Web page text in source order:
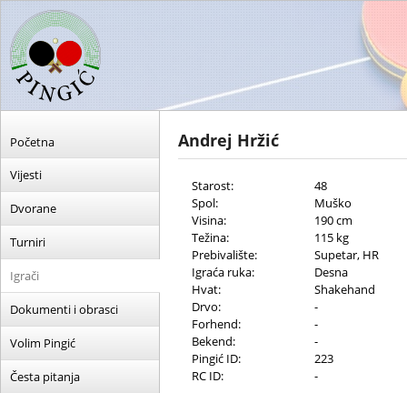
Početna
Vijesti
Dvorane
Turniri
Igrači
Dokumenti i obrasci
Volim Pingić
Česta pitanja
Andrej Hržić
Starost:
48
Spol:
Muško
Visina:
190 cm
Težina:
115 kg
Prebivalište:
Supetar, HR
Igraća ruka:
Desna
Hvat:
Shakehand
Drvo:
-
Forhend:
-
Bekend:
-
Pingić ID:
223
RC ID:
-